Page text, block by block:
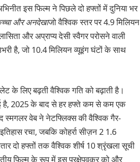
इस फिल्म ने पिछले दो हफ्तों में दुनिया भर
और अनदेखाजो वैश्विक स्तर पर 4.9 मिलियन
और अप्राप्य देसी स्वैगर परोसने वाली
है, जो 10.4 मिलियन व्यूइंग घंटों के साथ
के लिए बढ़ती वैश्विक गति को बढ़ाती है।
है, 2025 के बाद से हर हफ्ते कम से कम एक
स्मगलर वेब ने नेटफ्लिक्स की वैश्विक गैर-
रचा, जबकि कोहर्रा सीज़न 2 1.6
दो हफ्तों तक वैश्विक शीर्ष 10 श्रृंखला सूची
फिल्म के रूप में इस प्रक्षेपवक्र को और